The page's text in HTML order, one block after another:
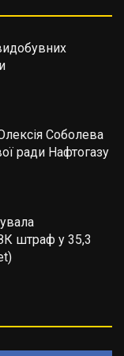
Соболева
ради Нафтогазу
штраф у 35,3